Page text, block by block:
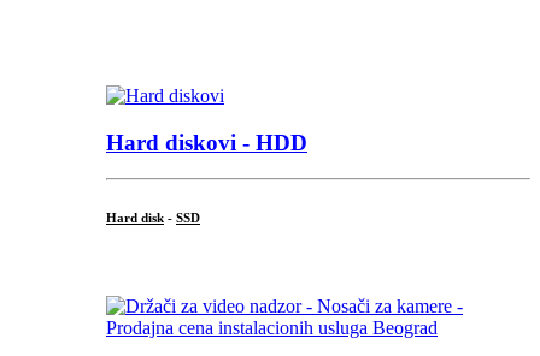
Hard diskovi - HDD
Hard disk - SSD